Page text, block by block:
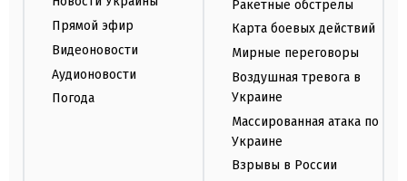
Прямой эфир
Видеоновости
Аудионовости
Погода
Ракетные обстрелы
Карта боевых действий
Мирные переговоры
Воздушная тревога в
Украине
Массированная атака по
Украине
Взрывы в России